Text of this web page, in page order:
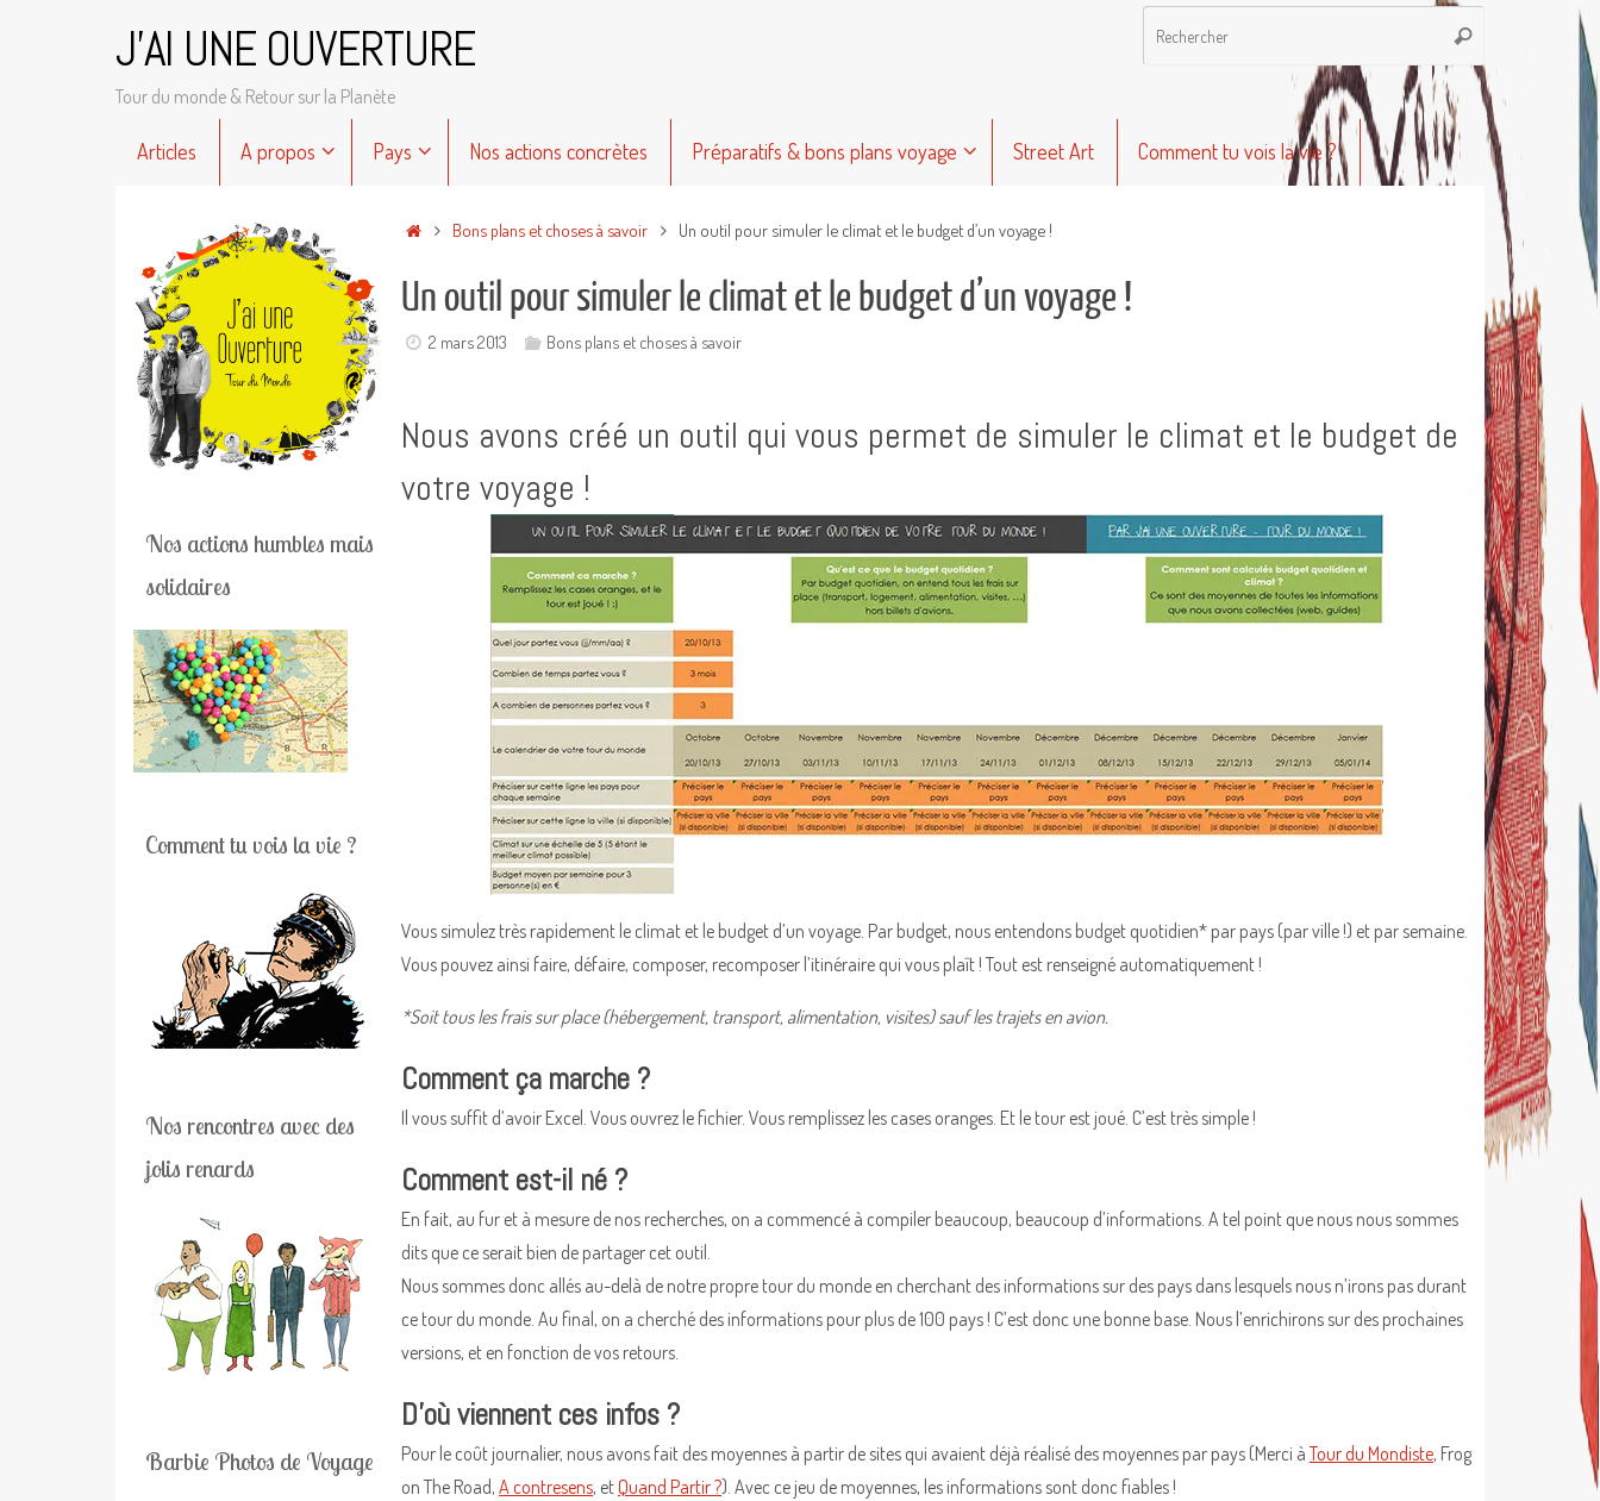
J'AI UNE OUVERTURE
Tour du monde & Retour sur la Planète
:
Rechercher
Articles A propos Pays Nos actions concrètes Préparatifs & bons plans voyage Street Art Comment tu vois la vie ?
AccueilBons plans et choses à savoir Un outil pour simuler le climat et le budget d’un voyage !
Un outil pour simuler le climat et le budget d’un voyage !
2 mars 2013 Bons plans et choses à savoir
Nous avons créé un outil qui vous permet de simuler le climat et le budget de
votre voyage !
Vous simulez très rapidement le climat et le budget d’un voyage. Par budget, nous entendons budget quotidien* par pays (par ville !) et par semaine.
Vous pouvez ainsi faire, défaire, composer, recomposer l’itinéraire qui vous plaît ! Tout est renseigné automatiquement !
*Soit tous les frais sur place (hébergement, transport, alimentation, visites) sauf les trajets en avion.
Comment ça marche ?
Il vous suffit d’avoir Excel. Vous ouvrez le fichier. Vous remplissez les cases oranges. Et le tour est joué. C’est très simple !
Comment est-il né ?
En fait, au fur et à mesure de nos recherches, on a commencé à compiler beaucoup, beaucoup d’informations. A tel point que nous nous sommes
dits que ce serait bien de partager cet outil.
Nous sommes donc allés au-delà de notre propre tour du monde en cherchant des informations sur des pays dans lesquels nous n’irons pas durant
ce tour du monde. Au final, on a cherché des informations pour plus de 100 pays ! C’est donc une bonne base. Nous l’enrichirons sur des prochaines
versions, et en fonction de vos retours.
D’où viennent ces infos ?
Pour le coût journalier, nous avons fait des moyennes à partir de sites qui avaient déjà réalisé des moyennes par pays (Merci àTour du Mondiste, Frog
on The Road, A contresens, etQuand Partir ?). Avec ce jeu de moyennes, les informations sont donc fiables !
Nos actions humbles mais
solidaires
Comment tu vois la vie ?
Nos rencontres avec des
jolis renards
Barbie Photos de Voyage